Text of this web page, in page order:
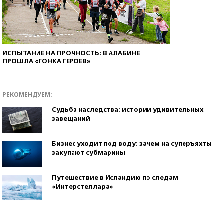
ИСПЫТАНИЕ НА ПРОЧНОСТЬ: В АЛАБИНЕ
ПРОШЛА «ГОНКА ГЕРОЕВ»
РЕКОМЕНДУЕМ:
Судьба наследства: истории удивительных
завещаний
Бизнес уходит под воду: зачем на суперъяхты
закупают субмарины
Путешествие в Исландию по следам
«Интерстеллара»